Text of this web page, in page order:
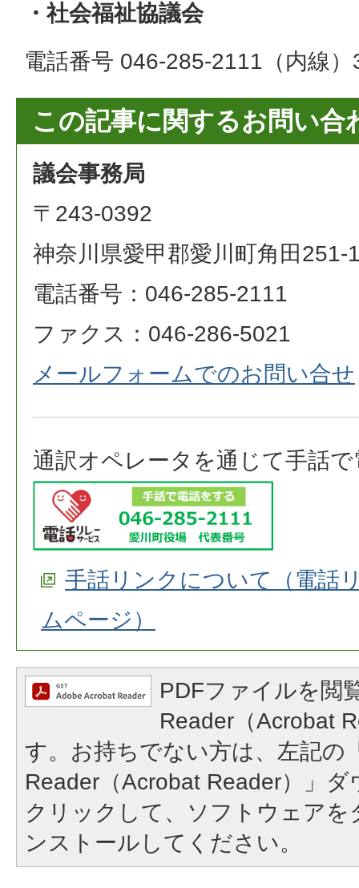
・社会福祉協議会
電話番号 046-285-2111（内線
この記事に関するお問い合
議会事務局
〒243-0392
神奈川県愛甲郡愛川町角田251-
電話番号：046-285-2111
ファクス：046-286-5021
メールフォームでのお問い合せ
通訳オペレータを通じて手話
手話リンクについて（電話
ムページ）
PDFファイルを閲
Reader（Acrobat
す。お持ちでない方は、左記の
Reader（Acrobat Reader）」
クリックして、ソフトウェア
ンストールしてください。